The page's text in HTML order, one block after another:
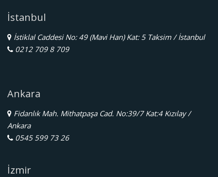
İstanbul
İstiklal Caddesi No: 49 (Mavi Han) Kat: 5 Taksim / İstanbul
0212 709 8 709
Ankara
Fidanlık Mah. Mithatpaşa Cad. No:39/7 Kat:4 Kızılay /
Ankara
0545 599 73 26
İzmir